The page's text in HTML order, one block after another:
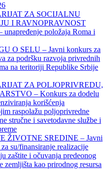
ZA SOCIJALNU
I RAVNOPRAVNOST
položaja Roma i
O SELU – Javni konkurs za
za podršku razvoja privrednih
na teritoriji Republike Srbije
ZA POLJOPRIVREDU,
– Konkurs za dodelu
korišćenja
raspolažu poljoprivredne
stručne i savetodavne službe i
ŽIVOTNE SREDINE – Javni
su/finansiranje realizacije
zaštite i očuvanja predeonog
zemljišta kao prirodnog resursa